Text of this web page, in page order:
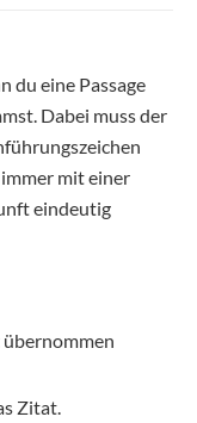
du eine Passage
Dabei muss der
mit einer
eindeutig
Zitat.